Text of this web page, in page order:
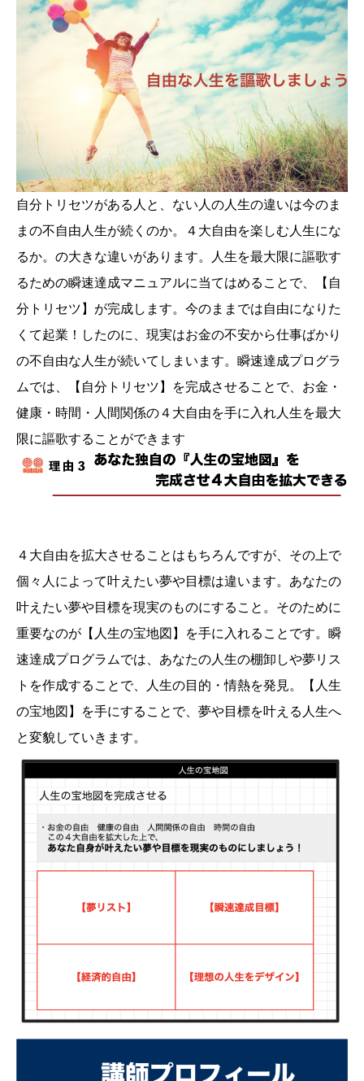
自分トリセツがある人と、ない人の人生の違いは今のま
まの不自由人生が続くのか。４大自由を楽しむ人生にな
るか。の大きな違いがあります。人生を最大限に謳歌す
るための瞬速達成マニュアルに当てはめることで、【自
分トリセツ】が完成します。今のままでは自由になりた
くて起業！したのに、現実はお金の不安から仕事ばかり
の不自由な人生が続いてしまいます。瞬速達成プログラ
ムでは、【自分トリセツ】を完成させることで、お金・
健康・時間・人間関係の４大自由を手に入れ人生を最大
限に謳歌することができます
４大自由を拡大させることはもちろんですが、その上で
個々人によって叶えたい夢や目標は違います。あなたの
叶えたい夢や目標を現実のものにすること。そのために
重要なのが【人生の宝地図】を手に入れることです。瞬
速達成プログラムでは、あなたの人生の棚卸しや夢リス
トを作成することで、人生の目的・情熱を発見。【人生
の宝地図】を手にすることで、夢や目標を叶える人生へ
と変貌していきます。